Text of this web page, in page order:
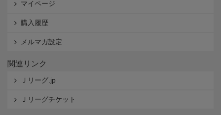
マイページ
購入履歴
メルマガ設定
関連リンク
Ｊリーグ.jp
Ｊリーグチケット